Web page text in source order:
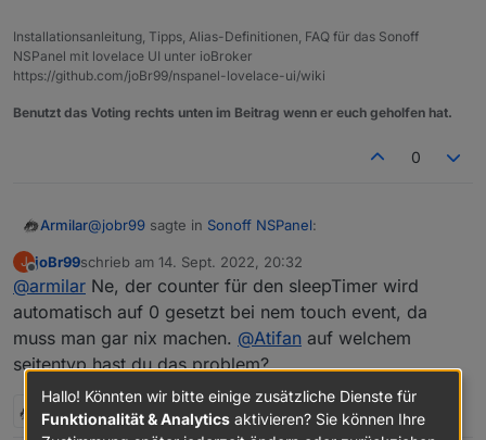
Installationsanleitung, Tipps, Alias-Definitionen, FAQ für das Sonoff
NSPanel mit lovelace UI unter ioBroker
https://github.com/joBr99/nspanel-lovelace-ui/wiki
Benutzt das Voting rechts unten im Beitrag wenn er euch geholfen hat.
0
Armilar@jobr99 sagte in Sonoff NSPanel:
@ armilarDer timeout bzw. das Event davon
kommt ja von der Firmware, da kannst du im
Backend nicht viel dran machen, allerdings sollte
der counter für den timeout bei einem touch
event wieder von vorn beginnen.
Ja eben, was ist das für eine Message --> "wake"?
Sollte die das hinbekommen?
J
Offline
joBr99schrieb am 14. Sept. 2022, 20:32
zuletzt editiert von
@armilar Ne, der counter für den sleepTimer wird
automatisch auf 0 gesetzt bei nem touch event, da
muss man gar nix machen. @Atifan auf welchem
seitentyp hast du das problem?
2 Antworten
Hallo! Könnten wir bitte einige zusätzliche Dienste für
Funktionalität & Analytics aktivieren? Sie können Ihre